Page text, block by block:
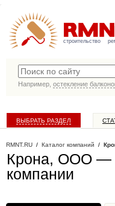
строительство
Например, остекление
ВЫБРАТЬ РАЗДЕЛ
RMNT.RU / Каталог компаний /
Крона, ООО —
компании